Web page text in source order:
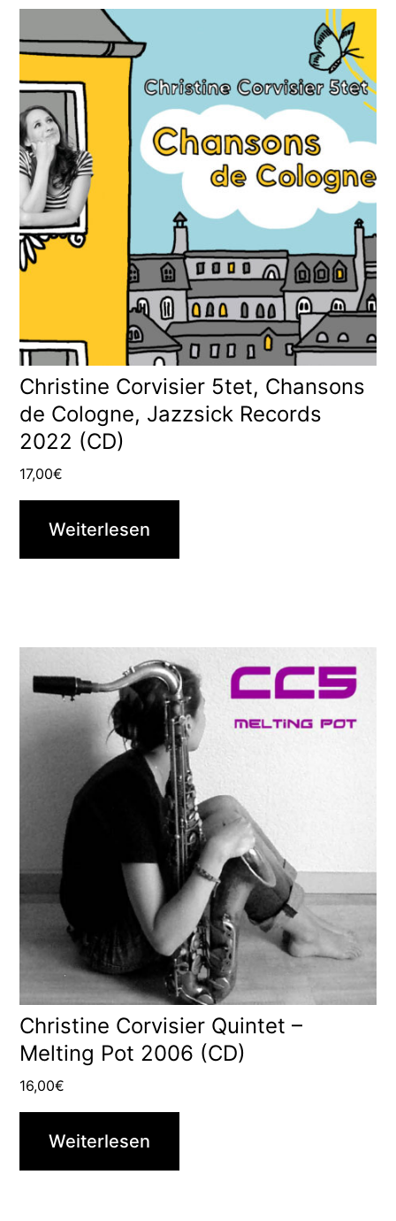
Christine Corvisier 5tet, Chansons
de Cologne, Jazzsick Records
2022 (CD)
17,00€
Weiterlesen
Christine Corvisier Quintet –
Melting Pot 2006 (CD)
16,00€
Weiterlesen